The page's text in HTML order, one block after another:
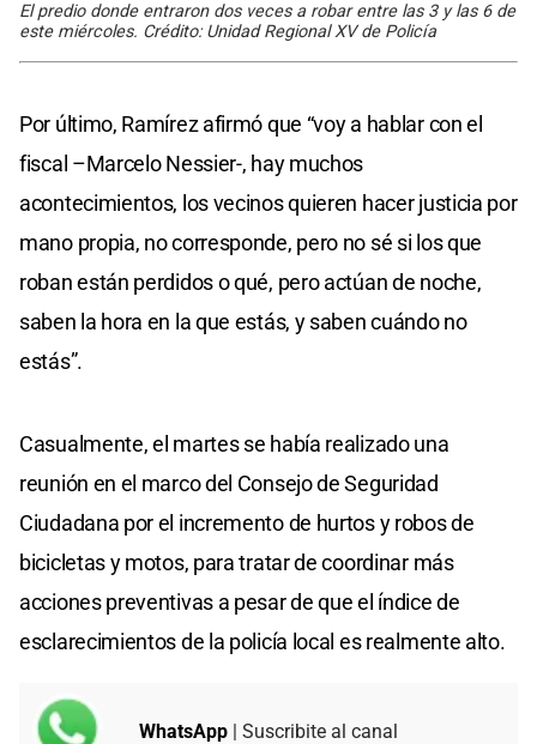
El predio donde entraron dos veces a robar entre las 3 y las 6 de
este miércoles. Crédito: Unidad Regional XV de Policía
Por último, Ramírez afirmó que “voy a hablar con el
fiscal –Marcelo Nessier-, hay muchos
acontecimientos, los vecinos quieren hacer justicia por
mano propia, no corresponde, pero no sé si los que
roban están perdidos o qué, pero actúan de noche,
saben la hora en la que estás, y saben cuándo no
estás”.
Casualmente, el martes se había realizado una
reunión en el marco del Consejo de Seguridad
Ciudadana por el incremento de hurtos y robos de
bicicletas y motos, para tratar de coordinar más
acciones preventivas a pesar de que el índice de
esclarecimientos de la policía local es realmente alto.
WhatsApp | Suscribite al canal